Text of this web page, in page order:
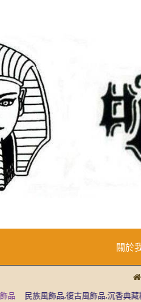
關於
民族風飾品,復古風飾品,沉香典藏精品,